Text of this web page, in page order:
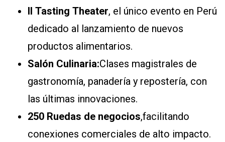
II Tasting Theater, el único evento en Perú
dedicado al lanzamiento de nuevos
productos alimentarios.
Salón Culinaria:Clases magistrales de
gastronomía, panadería y repostería, con
las últimas innovaciones.
250 Ruedas de negocios,facilitando
conexiones comerciales de alto impacto.